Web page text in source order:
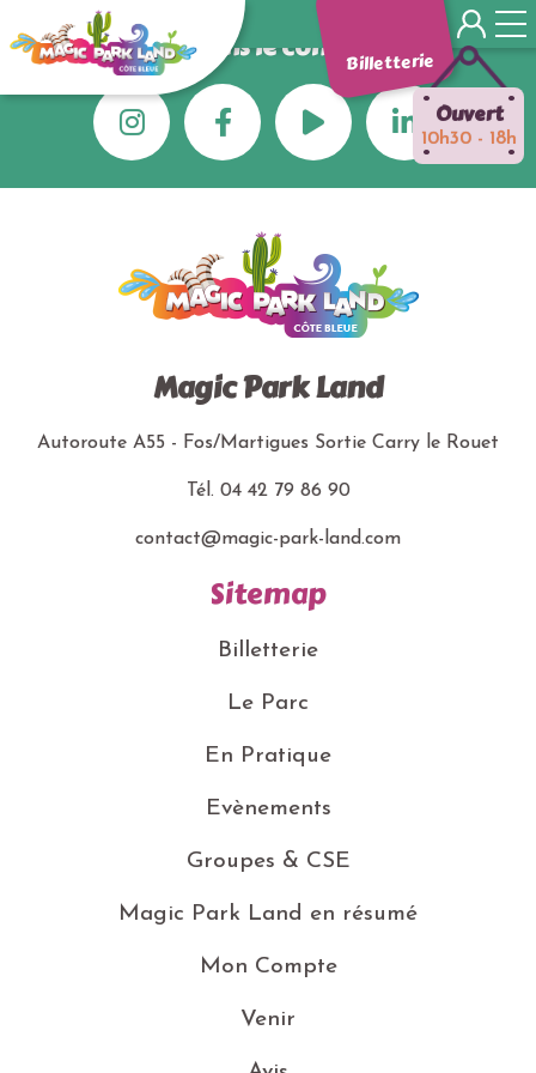
Billetterie
• •
Ouvert
10h30 - 18h
• •
Gardons le contact !
Magic Park Land
Autoroute A55 - Fos/Martigues Sortie Carry le Rouet
Tél. 04 42 79 86 90
contact@magic-park-land.com
Sitemap
Billetterie
Le Parc
En Pratique
Evènements
Groupes & CSE
Magic Park Land en résumé
Mon Compte
Venir
Panneau de gestion des cookies